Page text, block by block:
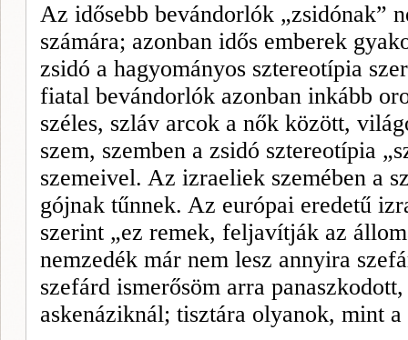
Az idősebb bevándorlók „zsidónak”
számára; azonban idős emberek
zsidó a hagyományos sztereotípia
fiatal bevándorlók azonban inkább
széles, szláv arcok a nők között,
szem, szemben a zsidó sztereotípia
szemei­vel. Az izraeliek szemében a
gójnak tűnnek. Az európai eredetű
szerint „ez remek, feljavítják az
nemzedék már nem lesz annyira
szefárd ismerősöm arra
askenáziknál; tisztára olyanok, mint a